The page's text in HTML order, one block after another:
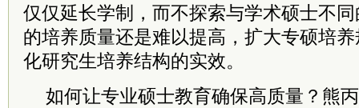
仅仅延长学制，而不探索与学术硕士不
的培养质量还是难以提高，扩大专硕培
化研究生培养结构的实效。
如何让专业硕士教育确保高质量？熊